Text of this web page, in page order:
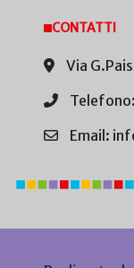
CONTATTI
Via
Email: